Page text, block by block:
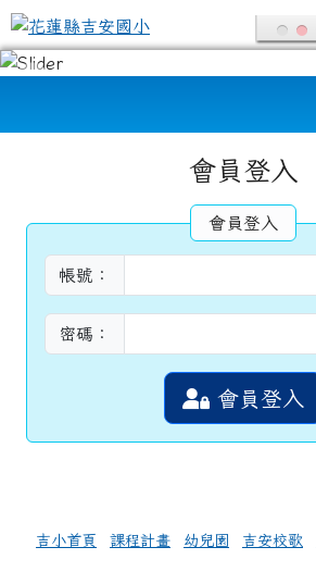
跳至主內容區
花蓮縣吉安國小
會員登入
會員登入
帳號：
密碼：
會員登入
吉小首頁 課程計畫 幼兒園 吉安校歌